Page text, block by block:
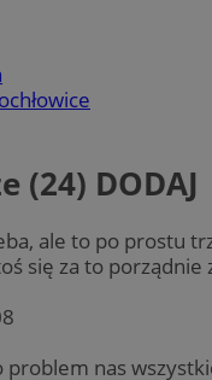
(24) DODAJ
ale to po prostu
się za to porządnie
problem nas